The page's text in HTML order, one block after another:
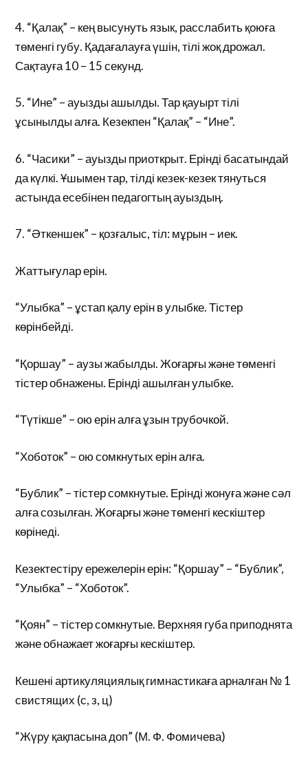
4. “Қалақ” – кең высунуть язык, расслабить қоюға
төменгі губу. Қадағалауға үшін, тілі жоқ дрожал.
Сақтауға 10 – 15 секунд.
5. “Ине” – ауызды ашылды. Тар қауырт тілі
ұсынылды алға. Кезекпен “Қалақ” – “Ине”.
6. “Часики” – ауызды приоткрыт. Ерінді басатындай
да күлкі. Ұшымен тар, тілді кезек-кезек тянуться
астында есебінен педагогтың ауыздың.
7. “Әткеншек” – қозғалыс, тіл: мұрын – иек.
Жаттығулар ерін.
“Улыбка” – ұстап қалу ерін в улыбке. Тістер
көрінбейді.
“Қоршау” – аузы жабылды. Жоғарғы және төменгі
тістер обнажены. Ерінді ашылған улыбке.
“Түтікше” – ою ерін алға ұзын трубочкой.
“Хоботок” – ою сомкнутых ерін алға.
“Бублик” – тістер сомкнутые. Ерінді жонуға және сәл
алға созылған. Жоғарғы және төменгі кескіштер
көрінеді.
Кезектестіру ережелерін ерін: “Қоршау” – “Бублик”,
“Улыбка” – “Хоботок”.
“Қоян” – тістер сомкнутые. Верхняя губа приподнята
және обнажает жоғарғы кескіштер.
Кешені артикуляциялық гимнастикаға арналған № 1
свистящих (с, з, ц)
“Жүру қақпасына доп” (М. Ф. Фомичева)